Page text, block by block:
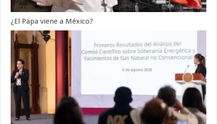
¿El Papa viene a México?